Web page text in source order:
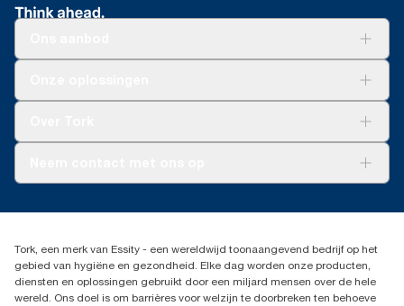
Dispenserklacht
02 766 05 30
Essity Belgium NV
Berkenlaan 8B
1831 MACHELEN
Tork, een merk van Essity - een wereldwijd toonaangevend bedrijf op het
gebied van hygiëne en gezondheid. Elke dag worden onze producten,
diensten en oplossingen gebruikt door een miljard mensen over de hele
wereld. Ons doel is om barrières voor welzijn te doorbreken ten behoeve